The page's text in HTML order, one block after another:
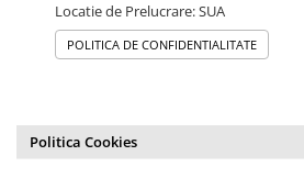
Locatie de Prelucrare: SUA
POLITICA DE CONFIDENTIALITATE
Politica Cookies